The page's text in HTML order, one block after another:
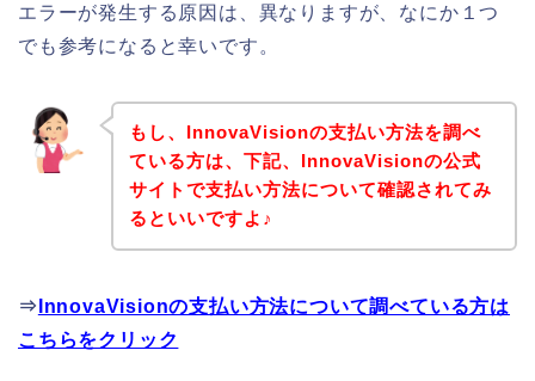
エラーが発生する原因は、異なりますが、なにか１つ
でも参考になると幸いです。
もし、InnovaVisionの支払い方法を調べ
ている方は、下記、InnovaVisionの公式
サイトで支払い方法について確認されてみ
るといいですよ♪
⇒ InnovaVisionの支払い方法について調べている方は
こちらをクリック